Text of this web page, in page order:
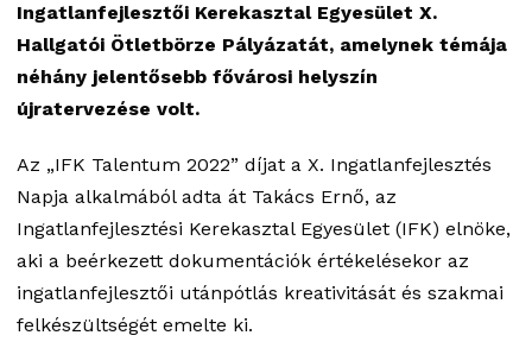
Ingatlanfejlesztői Kerekasztal Egyesület X.
Hallgatói Ötletbörze Pályázatát, amelynek témája
néhány jelentősebb fővárosi helyszín
újratervezése volt.
Az „IFK Talentum 2022” díjat a X. Ingatlanfejlesztés
Napja alkalmából adta át Takács Ernő, az
Ingatlanfejlesztési Kerekasztal Egyesület (IFK) elnöke,
aki a beérkezett dokumentációk értékelésekor az
ingatlanfejlesztői utánpótlás kreativitását és szakmai
felkészültségét emelte ki.